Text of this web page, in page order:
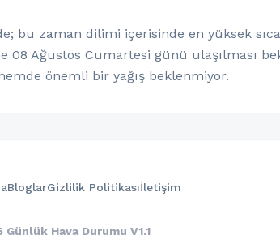
zaman dilimi içerisinde en yüksek
08 Ağustos Cumartesi günü ulaşılması
önemli bir yağış beklenmiyor.
BloglarGizlilik Politikasıİletişim
Günlük Hava Durumu V1.1